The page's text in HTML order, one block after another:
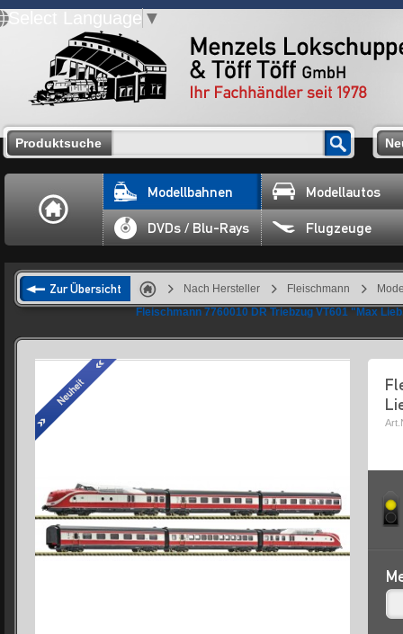
Select Language ▼
Produktsuche
Modellbahnen Modellautos
DVDs / Blu-Rays Flugzeuge
Zur Übersicht Nach Hersteller Fleischmann
Fleischmann 7760010 DR Triebzug VT601 "Max